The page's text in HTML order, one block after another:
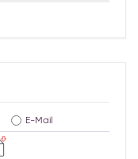
E-Mail